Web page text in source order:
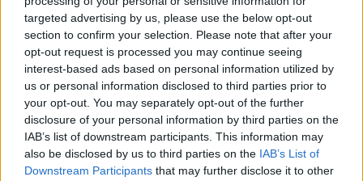
targeted advertising by us, please use the below opt-out
section to confirm your selection. Please note that after your
opt-out request is processed you may continue seeing
interest-based ads based on personal information utilized by
us or personal information disclosed to third parties prior to
your opt-out. You may separately opt-out of the further
disclosure of your personal information by third parties on the
IAB’s list of downstream participants. This information may
also be disclosed by us to third parties on the IAB’s List of
Downstream Participants that may further disclose it to other
να ελαχιστοποιηθεί ο αντίκτυπος εδώ, στην
ευρωπαϊκή μας οικονομία». Την ίδια ώρα,
ξεκαθάρισε πως Επιτροπή έλαβε απόφαση να
ευθυγραμμίσει το χρονοδιάγραμμα των δύο σειρών
των αντιμέτρων. «Ο λόγος για τον οποίο
ευθυγραμμίσαμε τα χρονοδιαγράμματα ήταν για να
μπορέσουμε να επιτύχουμε πιο αποτελεσματικά τη
σωστή ισορροπία των προϊόντων των αντιμέτρων,